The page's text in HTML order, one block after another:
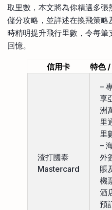
企業服務
取里數，本文將為你精選多
儲分攻略，並詳述在換飛策
時精明提升飛行里數，令每
回憶。
信用卡 特色
渣打國泰
Mastercard
–
享
洲
里
里
–
外
賬
機
酒
預